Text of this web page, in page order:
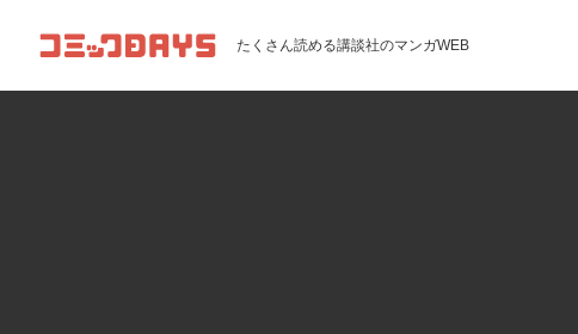
コミックDAYS たくさん読める講談社のマンガWEB